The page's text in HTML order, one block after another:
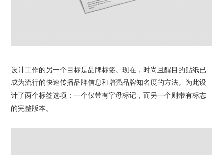
设计工作的另一个目标是品牌标签。现在，时尚且醒目的贴纸已
成为流行的快速传播品牌信息和增强品牌知名度的方法。为此设
计了两个标签选项：一个仅带有字母标记，而另一个则带有标志
的完整版本。